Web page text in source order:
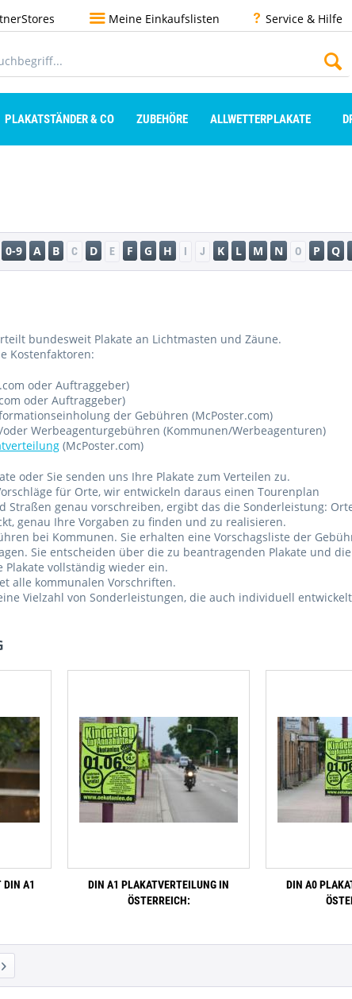
Meine Einkaufslisten Service & Hilfe
PLAKATSTÄNDER & CO ZUBEHÖRE ALLWETTERPLAKATE
0-9 A B C D E F G H I J K L M N O P Q
bundesweit Plakate an Lichtmasten und Zäune.
Kostenfaktoren:
oder Auftraggeber)
oder Auftraggeber)
der Gebühren (McPoster.com)
Werbeagenturgebühren (Kommunen/Werbeagenturen)
(McPoster.com)
oder Sie senden uns Ihre Plakate zum Verteilen zu.
für Orte, wir entwickeln daraus einen Tourenplan
Straßen genau vorschreiben, ergibt das die Sonderleistung:
genau Ihre Vorgaben zu finden und zu realisieren.
bei Kommunen. Sie erhalten eine Vorschagsliste der
Sie entscheiden über die zu beantragenden Plakate und
Plakate vollständig wieder ein.
alle kommunalen Vorschriften.
Vielzahl von Sonderleistungen, die auch individuell
DIN A1
DIN A1 PLAKATVERTEILUNG IN
ÖSTERREICH:
DIN A0